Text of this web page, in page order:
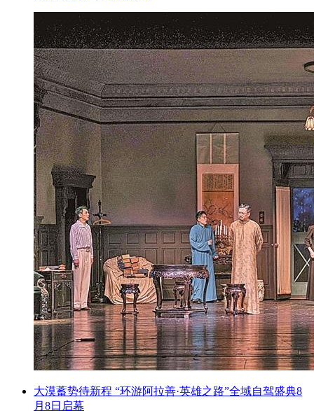
大漠蓄势待新程 “环游阿拉善·英雄之路”全域自驾盛典8
月8日启幕